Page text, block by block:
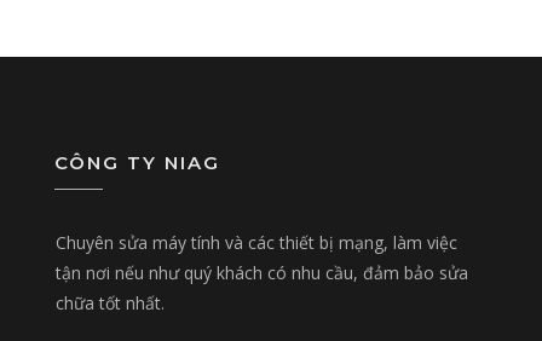
CÔNG TY NIAG
Chuyên sửa máy tính và các thiết bị mạng, làm việc
tận nơi nếu như quý khách có nhu cầu, đảm bảo sửa
chữa tốt nhất.